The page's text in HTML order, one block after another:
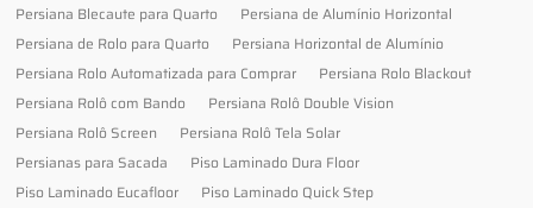
Persiana Blecaute para Quarto
Persiana de Alumínio Horizontal
Persiana de Rolo para Quarto
Persiana Horizontal de Alumínio
Persiana Rolo Automatizada para Comprar
Persiana Rolo Blackout
Persiana Rolô com Bando
Persiana Rolô Double Vision
Persiana Rolô Screen
Persiana Rolô Tela Solar
Persianas para Sacada
Piso Laminado Dura Floor
Piso Laminado Eucafloor
Piso Laminado Quick Step